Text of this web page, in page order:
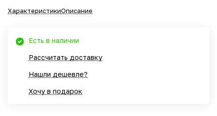
ХарактеристикиОписание
Есть в наличии
Рассчитать доставку
Нашли дешевле?
Хочу в подарок